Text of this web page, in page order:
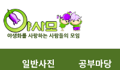
일반사진 공부마당